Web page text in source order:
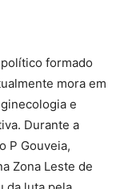
formado
mora em
e
Durante a
P Gouveia,
Zona Leste de